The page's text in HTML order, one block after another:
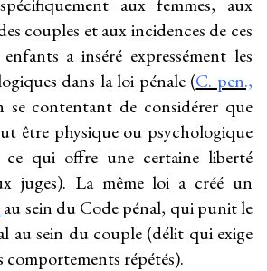
couples et aux incidences de ces
a inséré expressément les
dans la loi pénale (C. pen.,
se contentant de considérer que
être physique ou psychologique
ce qui offre une certaine liberté
juges). La même loi a créé un
au sein du Code pénal, qui punit le
au sein du couple (délit qui exige
comportements répétés).